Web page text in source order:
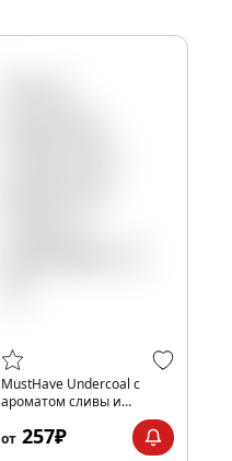
MustHave Undercoal с
ароматом сливы и
от 257₽